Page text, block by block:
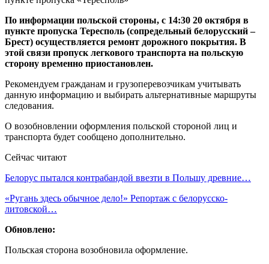
По информации польской стороны, с 14:30 20 октября в
пункте пропуска Тересполь (сопредельный белорусский –
Брест) осуществляется ремонт дорожного покрытия. В
этой связи пропуск легкового транспорта на польскую
сторону временно приостановлен.
Рекомендуем гражданам и грузоперевозчикам учитывать
данную информацию и выбирать альтернативные маршруты
следования.
О возобновлении оформления польской стороной лиц и
транспорта будет сообщено дополнительно.
Сейчас читают
Белорус пытался контрабандой ввезти в Польшу древние…
«Ругань здесь обычное дело!» Репортаж с белорусско-
литовской…
Обновлено:
Польская сторона возобновила оформление.